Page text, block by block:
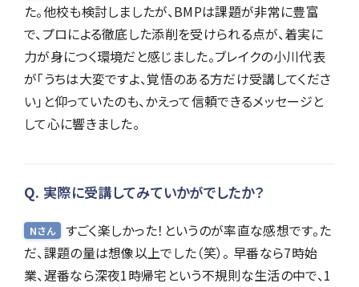
た。他校も検討しましたが、BMPは課題が非常に豊富
で、プロによる徹底した添削を受けられる点が、着実に
力が身につく環境だと感じました。ブレイクの小川代表
が「うちは大変ですよ、覚悟のある方だけ受講してくださ
い」と仰っていたのも、かえって信頼できるメッセージと
して心に響きました。
実際に受講してみていかがでしたか？
Nさん
すごく楽しかった！というのが率直な感想です。た
だ、課題の量は想像以上でした（笑）。 早番なら7時始
業、遅番なら深夜1時帰宅という不規則な生活の中で、1